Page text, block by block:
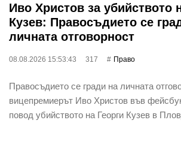
Иво Христов за убийството
Кузев: Правосъдието се
личната отговорност
08.08.2026 15:53:43 317 Право
Правосъдието се гради на личната
вицепремиерът Иво Христов във
повод убийството на Георги Кузев в